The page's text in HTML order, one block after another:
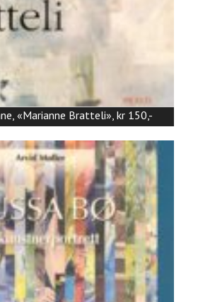
«Marianne Bratteli», kr 150,-